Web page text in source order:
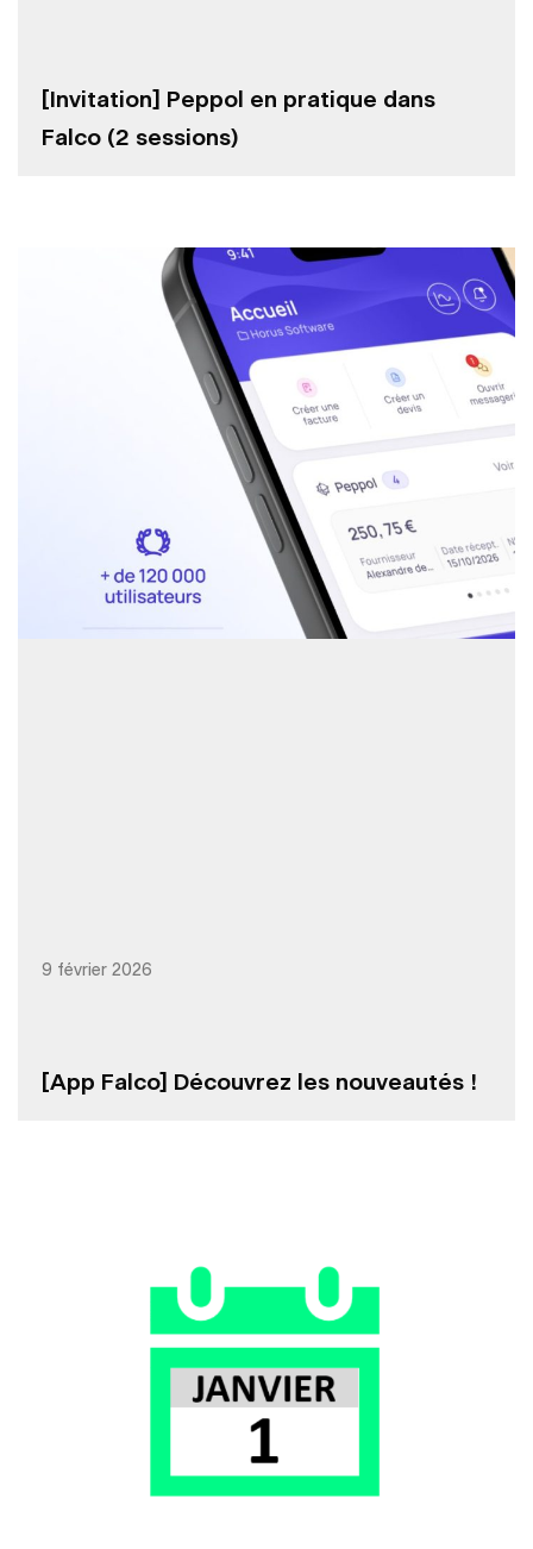
[Invitation] Peppol en pratique dans
Falco (2 sessions)
[App Falco] Découvrez les nouveautés !
9 février 2026